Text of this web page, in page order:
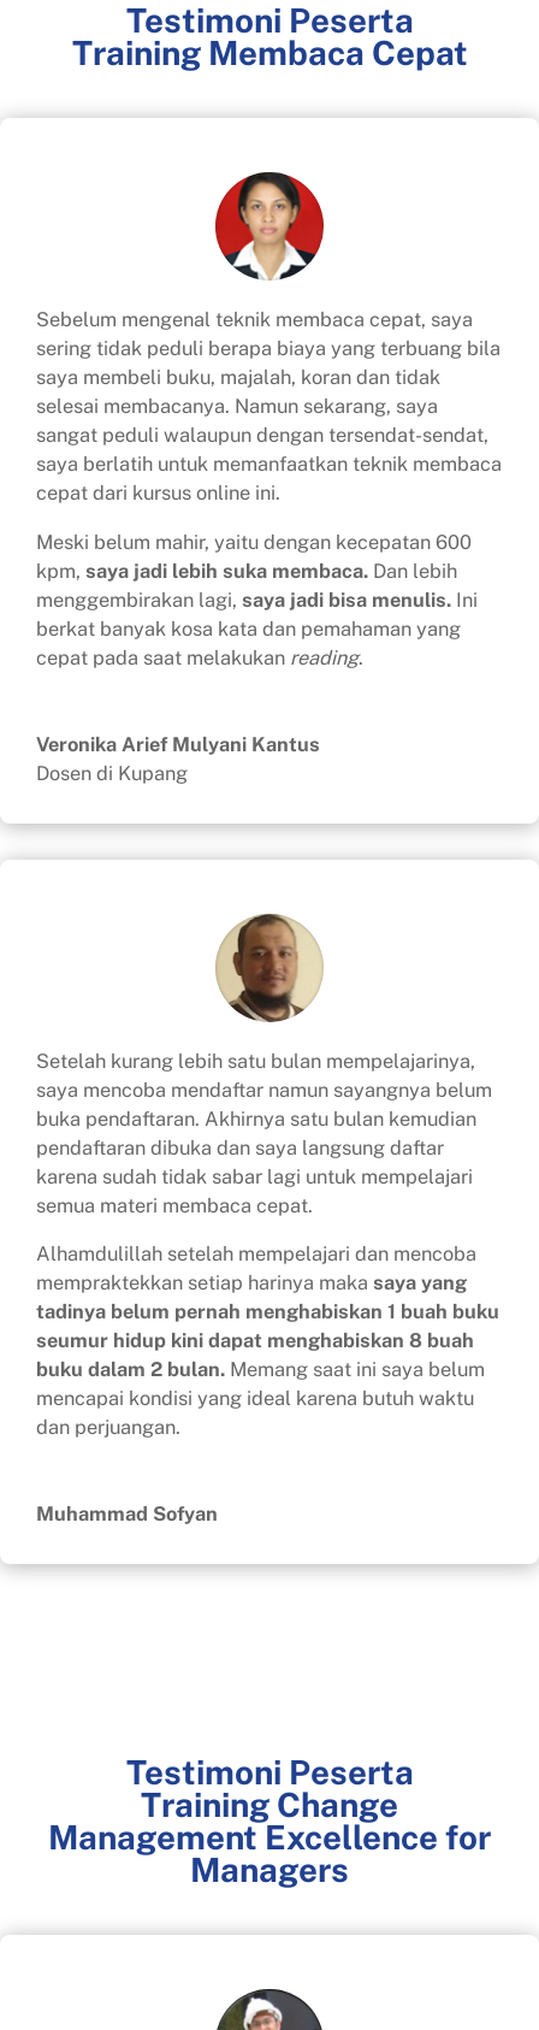
Testimoni Peserta
Training Membaca Cepat
Sebelum mengenal teknik membaca cepat, saya
sering tidak peduli berapa biaya yang terbuang bila
saya membeli buku, majalah, koran dan tidak
selesai membacanya. Namun sekarang, saya
sangat peduli walaupun dengan tersendat-sendat,
saya berlatih untuk memanfaatkan teknik membaca
cepat dari kursus online ini.
Meski belum mahir, yaitu dengan kecepatan 600
kpm, saya jadi lebih suka membaca. Dan lebih
menggembirakan lagi, saya jadi bisa menulis. Ini
berkat banyak kosa kata dan pemahaman yang
cepat pada saat melakukan reading.
Veronika Arief Mulyani Kantus
Dosen di Kupang
Setelah kurang lebih satu bulan mempelajarinya,
saya mencoba mendaftar namun sayangnya belum
buka pendaftaran. Akhirnya satu bulan kemudian
pendaftaran dibuka dan saya langsung daftar
karena sudah tidak sabar lagi untuk mempelajari
semua materi membaca cepat.
Alhamdulillah setelah mempelajari dan mencoba
mempraktekkan setiap harinya maka saya yang
tadinya belum pernah menghabiskan 1 buah buku
seumur hidup kini dapat menghabiskan 8 buah
buku dalam 2 bulan. Memang saat ini saya belum
mencapai kondisi yang ideal karena butuh waktu
dan perjuangan.
Muhammad Sofyan
Testimoni Peserta
Training Change
Management Excellence for
Managers